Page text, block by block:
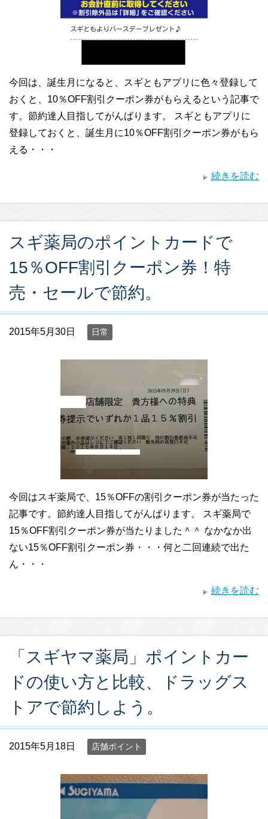
今回は、誕生月になると、スギともアプリに色々登録して
おくと、10％OFF割引クーポン券がもらえるという記事で
す。節約達人目指してがんばります。 スギともアプリに
登録しておくと、誕生月に10％OFF割引クーポン券がもら
える・・・
続きを読む
スギ薬局のポイントカードで
15％OFF割引クーポン券！特
売・セールで節約。
2015年5月30日 日常
今回はスギ薬局で、15％OFFの割引クーポン券が当たった
記事です。節約達人目指してがんばります。 スギ薬局で
15％OFF割引クーポン券が当たりました＾＾ なかなか出
ない15％OFF割引クーポン券・・・何と二回連続で出た
ん・・・
続きを読む
「スギヤマ薬局」ポイントカー
ドの使い方と比較、ドラッグス
トアで節約しよう。
2015年5月18日 店舗ポイント